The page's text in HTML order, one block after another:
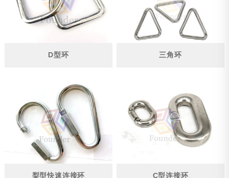
D型环 三角环
梨型快速连接环 C型连接环